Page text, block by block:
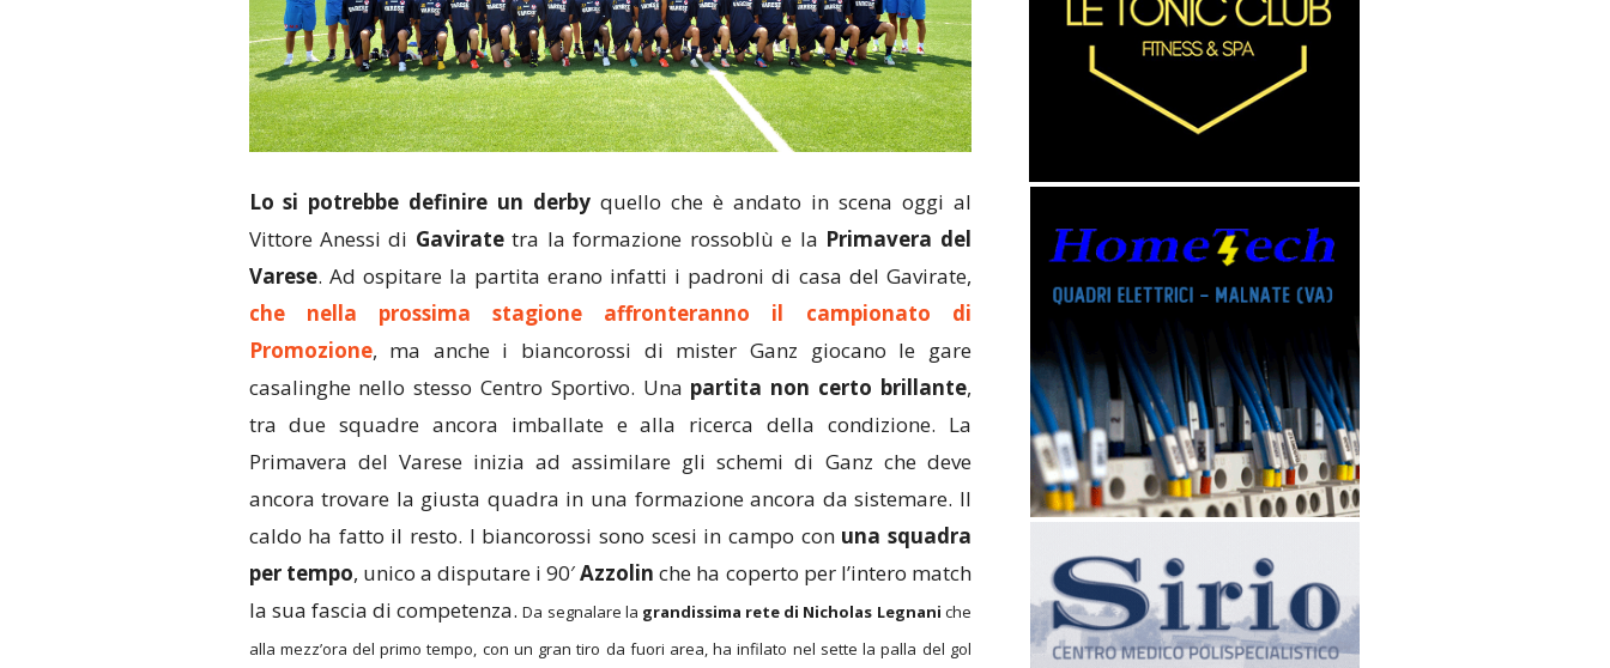
Lo si potrebbe definire un derby quello che è andato in scena oggi al
Vittore Anessi di Gaviratetra la formazione rossoblù e la Primavera del
Varese. Ad ospitare la partita erano infatti i padroni di casa del Gavirate,
che nella prossima stagione affronteranno il campionato di
Promozione, ma anche i biancorossi di mister Ganz giocano le gare
casalinghe nello stesso Centro Sportivo. Una partita non certo brillante,
tra due squadre ancora imballate e alla ricerca della condizione. La
Primavera del Varese inizia ad assimilare gli schemi di Ganz che deve
ancora trovare la giusta quadra in una formazione ancora da sistemare. Il
caldo ha fatto il resto. I biancorossi sono scesi in campo con una squadra
per tempo, unico a disputare i 90′Azzolin che ha coperto per l’intero match
la sua fascia di competenza.Da segnalare la grandissima rete di Nicholas Legnani che
alla mezz’ora del primo tempo, con un gran tiro da fuori area, ha infilato nel sette la palla del gol